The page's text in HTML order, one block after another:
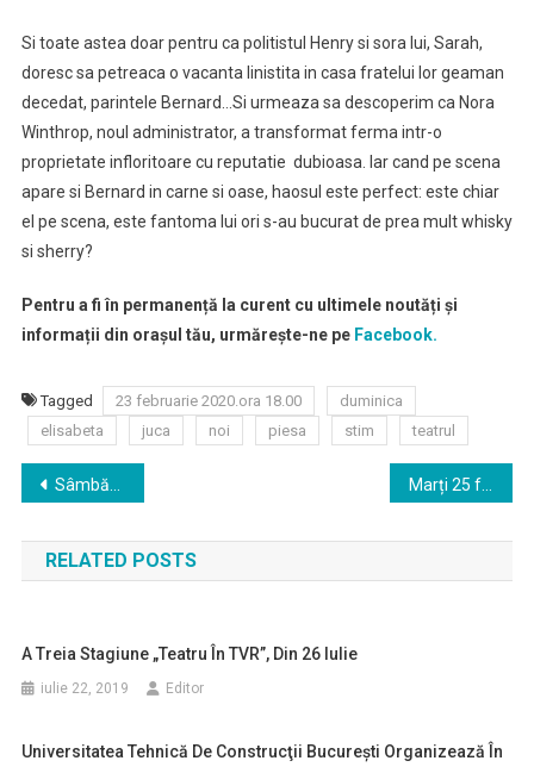
Si toate astea doar pentru ca politistul Henry si sora lui, Sarah,
doresc sa petreaca o vacanta linistita in casa fratelui lor geaman
decedat, parintele Bernard…Si urmeaza sa descoperim ca Nora
Winthrop, noul administrator, a transformat ferma intr-o
proprietate infloritoare cu reputatie dubioasa. Iar cand pe scena
apare si Bernard in carne si oase, haosul este perfect: este chiar
el pe scena, este fantoma lui ori s-au bucurat de prea mult whisky
si sherry?
Pentru a fi în permanență la curent cu ultimele noutăți și
informații din orașul tău, urmărește-ne peFacebook.
Tagged 23 februarie 2020.ora 18.00
duminica
elisabeta
juca noi piesa stim teatrul
Navigare
în
articole
Sâmbătă 22 februarie 2020 ora 18:00 se va juca piesa ,, Incurcatura la nivel inalt” la Teatrul Elisabeta
RELATED POSTS
A Treia Stagiune „Teatru În TVR”, Din 26 Iulie
iulie 22, 2019 Editor
Universitatea Tehnică De Construcţii Bucureşti Organizează În